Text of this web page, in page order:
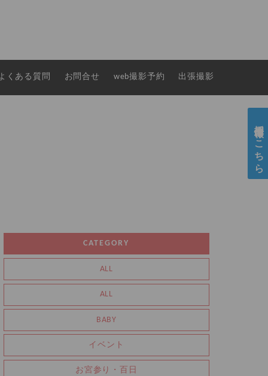
くある質問 お問合せ web撮影予約 出張撮影
CATEGORY
ALL
ALL
BABY
イベント
お宮参り・百日
採用情報はこちら